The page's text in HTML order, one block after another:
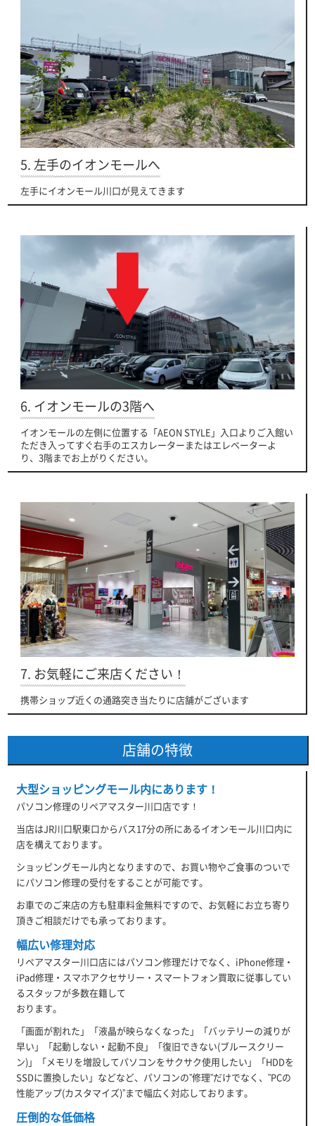
5. 左手のイオンモールへ
左手にイオンモール川口が見えてきます
6. イオンモールの3階へ
イオンモールの左側に位置する「AEON STYLE」入口よりご入館い
ただき入ってすぐ右手のエスカレーターまたはエレベーターよ
り、3階までお上がりください。
7. お気軽にご来店ください！
携帯ショップ近くの通路突き当たりに店舗がございます
店舗の特徴
大型ショッピングモール内にあります！
パソコン修理のリペアマスター川口店です！
当店はJR川口駅東口からバス17分の所にあるイオンモール川口内に
店を構えております。
ショッピングモール内となりますので、お買い物やご食事のついで
にパソコン修理の受付をすることが可能です。
お車でのご来店の方も駐車料金無料ですので、お気軽にお立ち寄り
頂きご相談だけでも承っております。
幅広い修理対応
リペアマスター川口店にはパソコン修理だけでなく、iPhone修理・
iPad修理・スマホアクセサリー・スマートフォン買取に従事してい
るスタッフが多数在籍して
おります。
「画面が割れた」「液晶が映らなくなった」「バッテリーの減りが
早い」「起動しない・起動不良」「復旧できない(ブルースクリー
ン)」「メモリを増設してパソコンをサクサク使用したい」「HDDを
SSDに置換したい」などなど、パソコンの”修理”だけでなく、”PCの
性能アップ(カスタマイズ)”まで幅広く対応しております。
圧倒的な低価格